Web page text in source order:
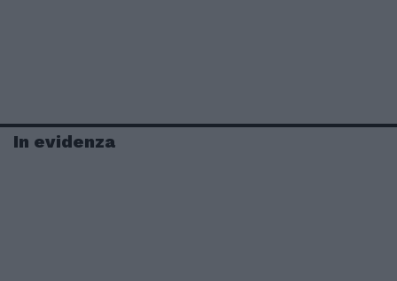
In evidenza